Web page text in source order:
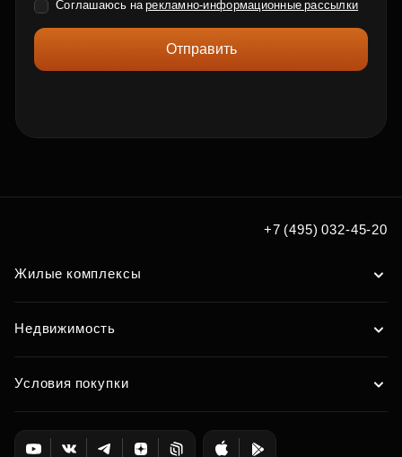
Соглашаюсь нарекламно-информационные рассылки
Отправить
+7 (495) 032-45-20
Жилые комплексы
Недвижимость
Условия покупки